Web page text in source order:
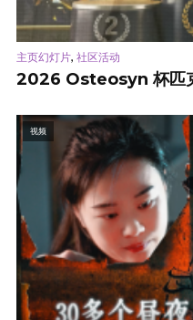
主页幻灯片, 社区活动
2026 Osteosyn 杯匹
视频